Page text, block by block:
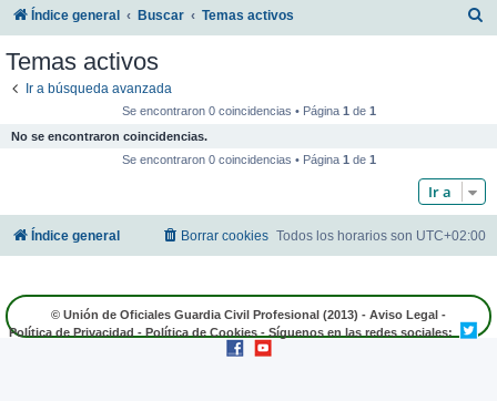
Índice general Buscar Temas activos
Temas activos
Ir a búsqueda avanzada
Se encontraron 0 coincidencias • Página 1de 1
No se encontraron coincidencias.
Se encontraron 0 coincidencias • Página 1de 1
Ir a
Índice general Todos los horarios son UTC+02:00
Borrar cookies
© Unión de Oficiales Guardia Civil Profesional (2013) - Aviso Legal -
Política de Privacidad-Política de Cookies- Síguenos en las redes sociales: